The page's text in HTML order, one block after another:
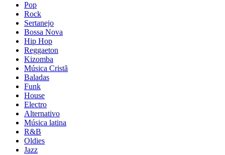
Pop
Rock
Sertanejo
Bossa Nova
Hip Hop
Reggaeton
Kizomba
Música Cristã
Baladas
Funk
House
Electro
Alternativo
Música latina
R&B
Oldies
Jazz